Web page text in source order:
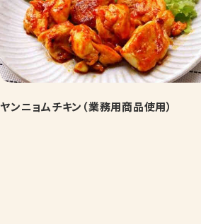
ヤンニョムチキン（業務用商品使用）